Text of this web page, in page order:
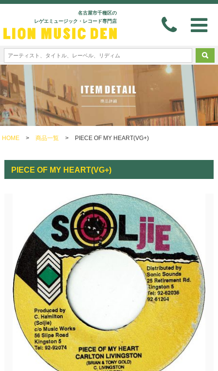
名古屋市千種区の
レゲエミュージック・レコード専門店
HOME > 商品一覧 > PIECE OF MY HEART(VG+)
PIECE OF MY HEART(VG+)